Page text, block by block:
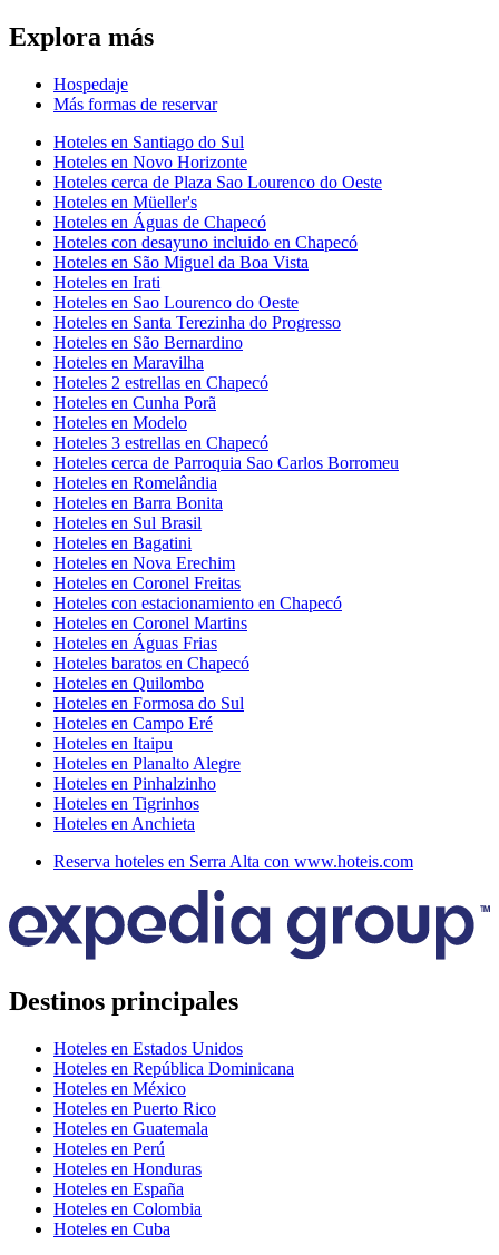
Explora más
Hospedaje
Más formas de reservar
Hoteles en Santiago do Sul
Hoteles en Novo Horizonte
Hoteles cerca de Plaza Sao Lourenco do Oeste
Hoteles en Müeller's
Hoteles en Águas de Chapecó
Hoteles con desayuno incluido en Chapecó
Hoteles en São Miguel da Boa Vista
Hoteles en Irati
Hoteles en Sao Lourenco do Oeste
Hoteles en Santa Terezinha do Progresso
Hoteles en São Bernardino
Hoteles en Maravilha
Hoteles 2 estrellas en Chapecó
Hoteles en Cunha Porã
Hoteles en Modelo
Hoteles 3 estrellas en Chapecó
Hoteles cerca de Parroquia Sao Carlos Borromeu
Hoteles en Romelândia
Hoteles en Barra Bonita
Hoteles en Sul Brasil
Hoteles en Bagatini
Hoteles en Nova Erechim
Hoteles en Coronel Freitas
Hoteles con estacionamiento en Chapecó
Hoteles en Coronel Martins
Hoteles en Águas Frias
Hoteles baratos en Chapecó
Hoteles en Quilombo
Hoteles en Formosa do Sul
Hoteles en Campo Eré
Hoteles en Itaipu
Hoteles en Planalto Alegre
Hoteles en Pinhalzinho
Hoteles en Tigrinhos
Hoteles en Anchieta
Reserva hoteles en Serra Alta con www.hoteis.com
Destinos principales
Hoteles en Estados Unidos
Hoteles en República Dominicana
Hoteles en México
Hoteles en Puerto Rico
Hoteles en Guatemala
Hoteles en Perú
Hoteles en Honduras
Hoteles en España
Hoteles en Colombia
Hoteles en Cuba